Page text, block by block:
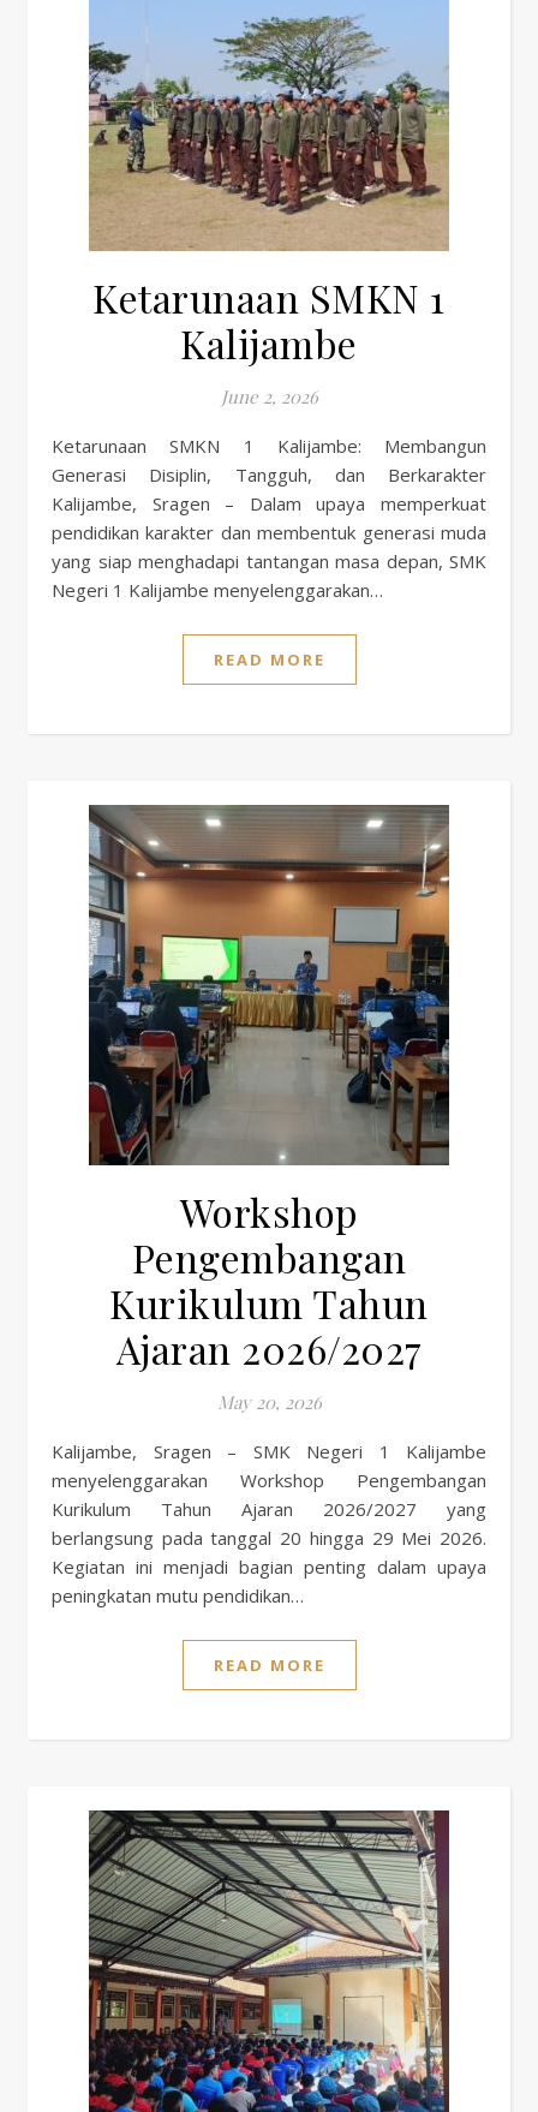
Ketarunaan SMKN 1
Kalijambe
June 2, 2026
Ketarunaan SMKN 1 Kalijambe: Membangun
Generasi Disiplin, Tangguh, dan Berkarakter
Kalijambe, Sragen – Dalam upaya memperkuat
pendidikan karakter dan membentuk generasi muda
yang siap menghadapi tantangan masa depan, SMK
Negeri 1 Kalijambe menyelenggarakan…
READ MORE
Workshop
Pengembangan
Kurikulum Tahun
Ajaran 2026/2027
May 20, 2026
Kalijambe, Sragen – SMK Negeri 1 Kalijambe
menyelenggarakan Workshop Pengembangan
Kurikulum Tahun Ajaran 2026/2027 yang
berlangsung pada tanggal 20 hingga 29 Mei 2026.
Kegiatan ini menjadi bagian penting dalam upaya
peningkatan mutu pendidikan…
READ MORE